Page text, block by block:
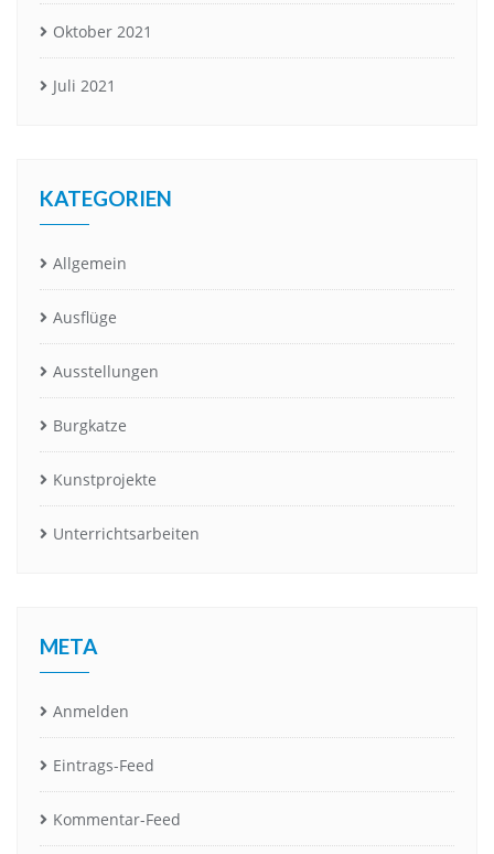
Oktober 2021
Juli 2021
KATEGORIEN
Allgemein
Ausflüge
Ausstellungen
Burgkatze
Kunstprojekte
Unterrichtsarbeiten
META
Anmelden
Eintrags-Feed
Kommentar-Feed